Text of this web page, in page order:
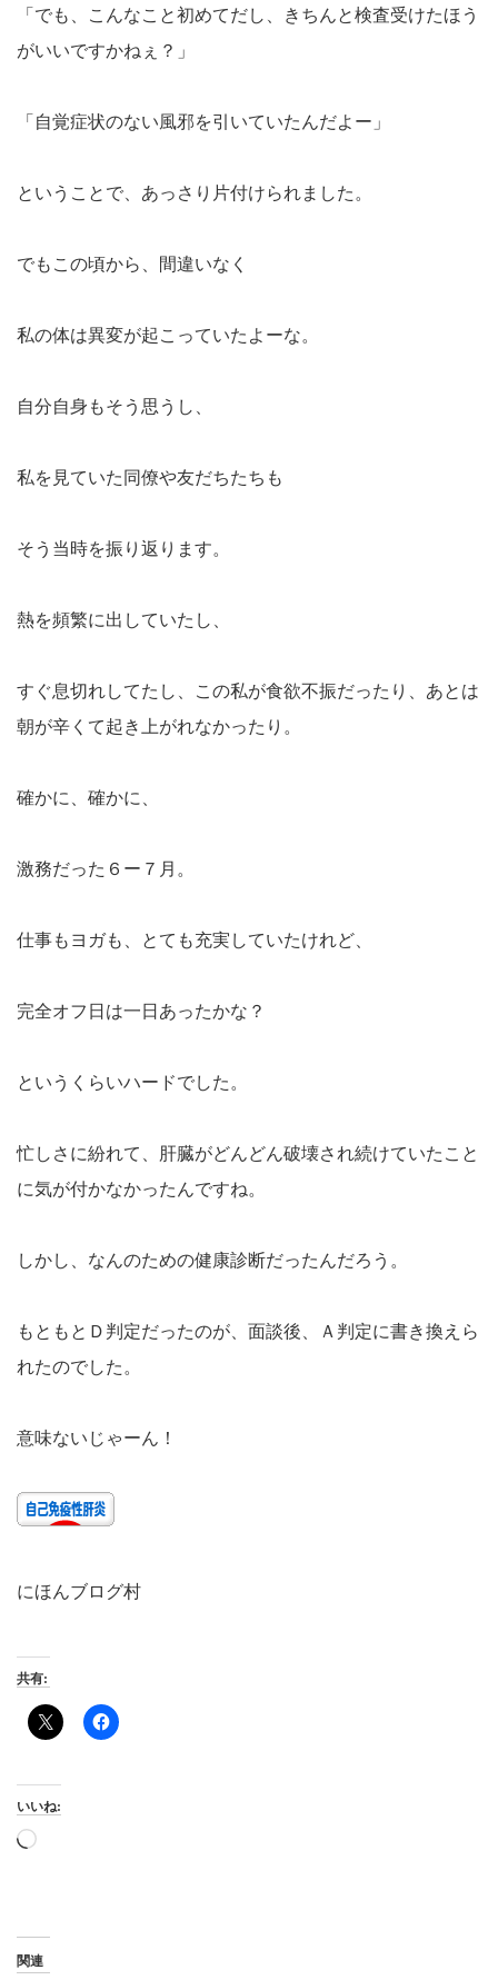
「でも、こんなこと初めてだし、きちんと検査受けたほう
がいいですかねぇ？」
「自覚症状のない風邪を引いていたんだよー」
ということで、あっさり片付けられました。
でもこの頃から、間違いなく
私の体は異変が起こっていたよーな。
自分自身もそう思うし、
私を見ていた同僚や友だちたちも
そう当時を振り返ります。
熱を頻繁に出していたし、
すぐ息切れしてたし、この私が食欲不振だったり、あとは
朝が辛くて起き上がれなかったり。
確かに、確かに、
激務だった６ー７月。
仕事もヨガも、とても充実していたけれど、
完全オフ日は一日あったかな？
というくらいハードでした。
忙しさに紛れて、肝臓がどんどん破壊され続けていたこと
に気が付かなかったんですね。
しかし、なんのための健康診断だったんだろう。
もともとＤ判定だったのが、面談後、Ａ判定に書き換えら
れたのでした。
意味ないじゃーん！
にほんブログ村
共有:
いいね:
読
関連